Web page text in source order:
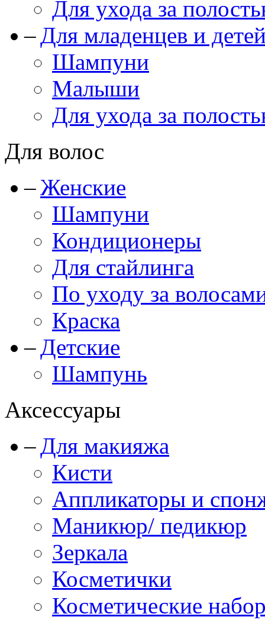
Для ухода за
Для младенцев и
Шампуни
Малыши
Для ухода за
Для волос
Женские
Шампуни
Кондиционеры
Для стайлинга
По уходу за
Краска
Детские
Шампунь
Аксессуары
Для макияжа
Кисти
Аппликаторы и
Маникюр/ педикюр
Зеркала
Косметички
Косметические